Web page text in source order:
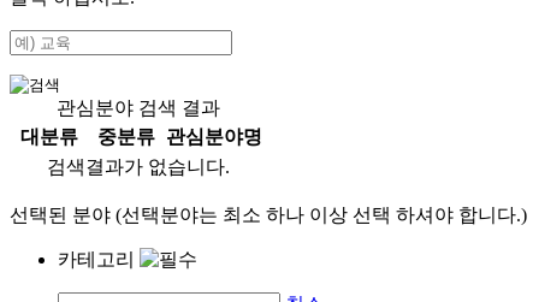
관심분야 검색 결과
대분류
중분류
관심분야명
검색결과가 없습니다.
선택된 분야 (선택분야는 최소 하나 이상 선택 하셔야 합니다.)
카테고리